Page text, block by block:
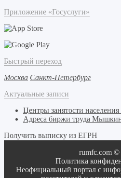
Приложение «Госуслуги»
Быстрый переход
Москва Санкт-Петербург
Актуальные записи
Центры занятости
Адреса биржи труда
Получить выписку из ЕГРН
rumfc.com ©
Политика
Неофициальный портал с